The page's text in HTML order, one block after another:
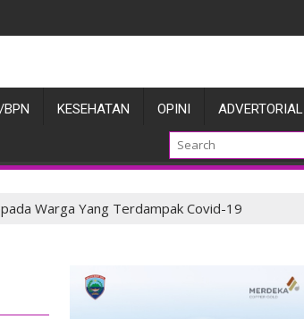
Terbaiknya
BPN KESEHATAN OPINI ADVERTORIAL
Warga Yang Terdampak Covid-19